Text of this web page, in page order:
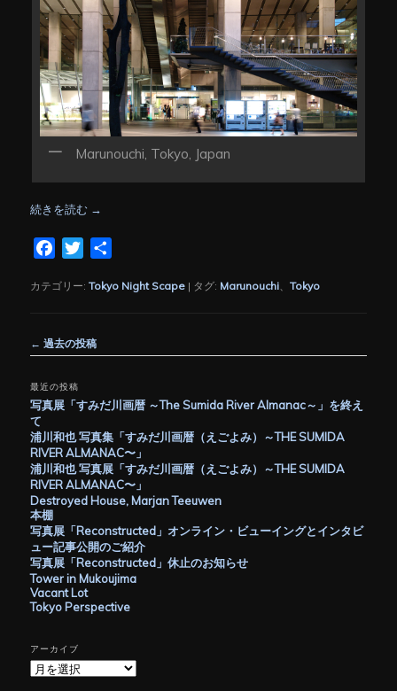
Marunouchi, Tokyo, Japan
続きを読む →
FacebookTwitter
カテゴリー: Tokyo Night Scape | タグ: Marunouchi 、Tokyo
稿
ビ
ゲ
ー
シ
ョ
ン
← 過去の投稿
最近の投稿
写真展「すみだ川画暦 ～The Sumida River Almanac～」を終え
て
浦川和也 写真集「すみだ川画暦（えごよみ）～THE SUMIDA
RIVER ALMANAC〜」
浦川和也 写真展「すみだ川画暦（えごよみ）～THE SUMIDA
RIVER ALMANAC〜」
Destroyed House, Marjan Teeuwen
本棚
写真展「Reconstructed」オンライン・ビューイングとインタビ
ュー記事公開のご紹介
写真展「Reconstructed」休止のお知らせ
Tower in Mukoujima
Vacant Lot
Tokyo Perspective
アーカイブ
ア
ー